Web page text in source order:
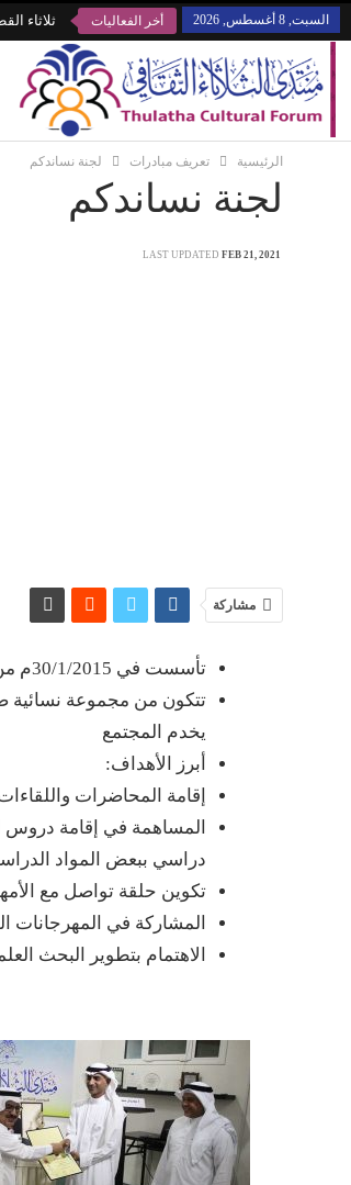
السبت, 8 أغسطس, 2026 أخر الفعاليات ثلاثاء
الرئيسية تعريف مبادرات لجنة نساندكم
لجنة نساندكم
LAST UPDATED FEB 21, 2021
مشاركة
تأسست في 30/1/2015م من أجل استثمار جهود الأخوات الأمهات الراغبات بالعمل التطوعي
تتكون من مجموعة نسائية
يخدم المجتمع
أبرز الأهداف:
إقامة المحاضرات
المساهمة في إقامة دروس
دراسي ببعض المواد
تكوين حلقة تواصل مع
المشاركة في المهرجانات
الاهتمام بتطوير البحث